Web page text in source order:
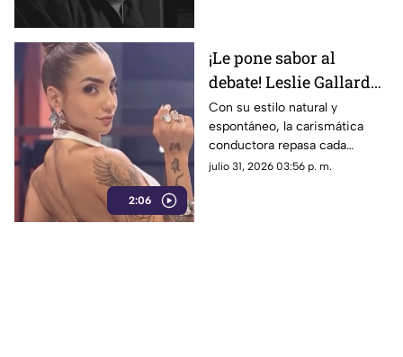
2:06
¡Le pone sabor al
debate! Leslie Gallardo
conquista el PreShow
de MasterChef 24/7
analizando las
polémicas
Con su estilo natural y
espontáneo, la carismática
conductora repasa cada
semana los momentos más
julio 31, 2026 03:56 p. m.